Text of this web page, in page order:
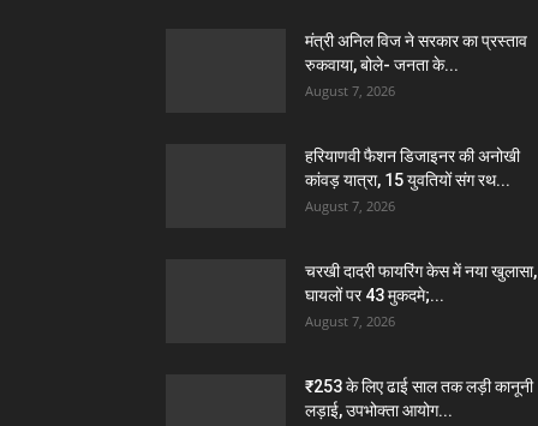
मंत्री अनिल विज ने सरकार का प्रस्ताव
रुकवाया, बोले- जनता के...
August 7, 2026
हरियाणवी फैशन डिजाइनर की अनोखी
कांवड़ यात्रा, 15 युवतियों संग रथ...
August 7, 2026
चरखी दादरी फायरिंग केस में नया खुलासा,
घायलों पर 43 मुकदमे;...
August 7, 2026
₹253 के लिए ढाई साल तक लड़ी कानूनी
लड़ाई, उपभोक्ता आयोग...